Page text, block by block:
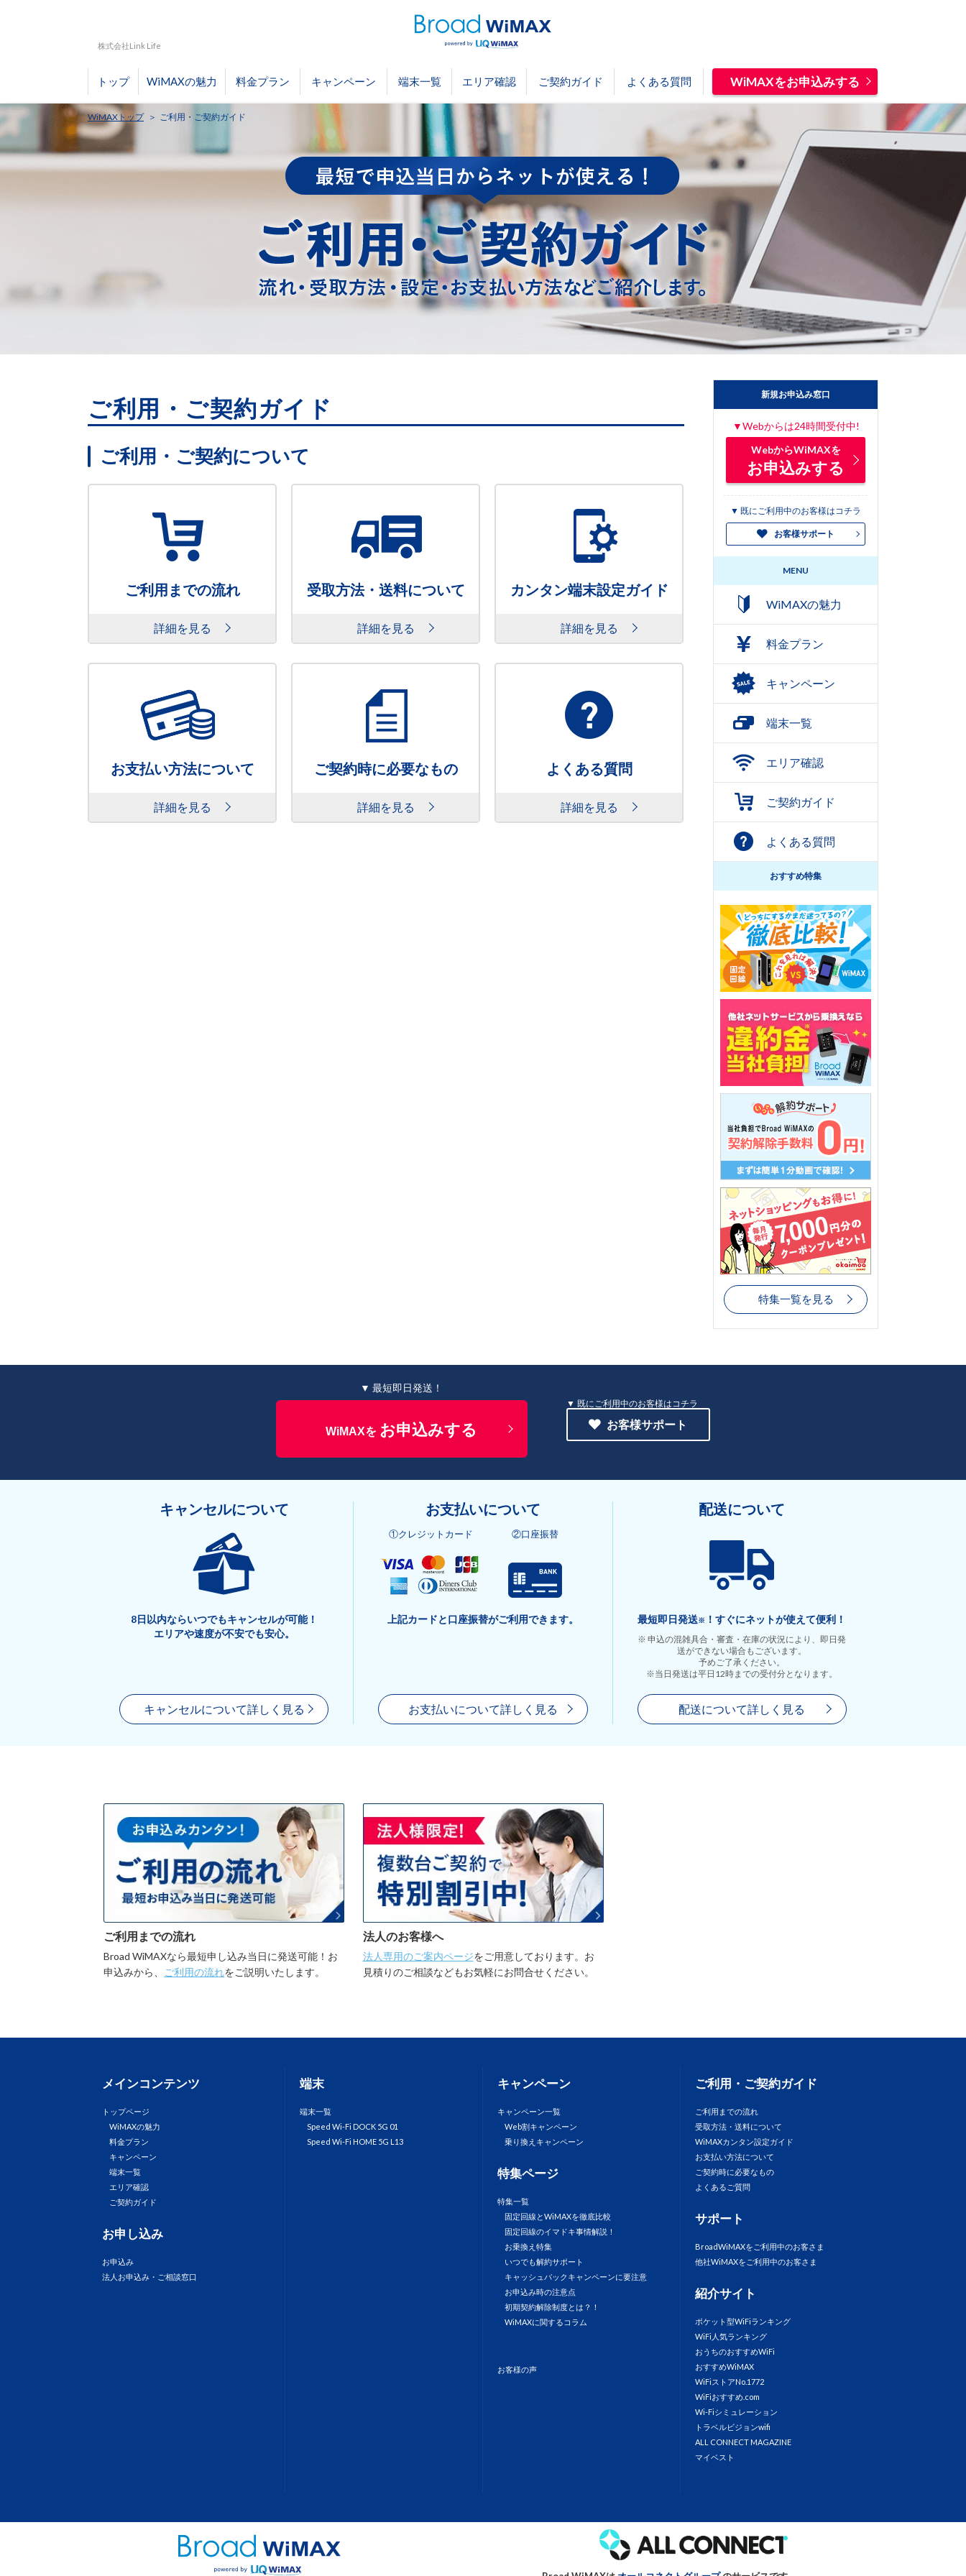
株式会社Link Life
トップ WiMAXの魅力 料金プラン キャンペーン 端末一覧 エリア確認 ご契約ガイド よくある質問 WiMAXをお申込みする
WiMAXトップ ご利用・ご契約ガイド
ご利用・ご契約ガイド
ご利用・ご契約について
ご利用までの流れ
詳細を見る
受取方法・送料について
詳細を見る
カンタン端末設定ガイド
詳細を見る
お支払い方法について
詳細を見る
ご契約時に必要なもの
詳細を見る
よくある質問
詳細を見る
新規お申込み窓口
▼Webからは24時間受付中!
WebからWiMAXを
お申込みする
▼ 既にご利用中のお客様はコチラ
お客様サポート
MENU
WiMAXの魅力
料金プラン
キャンペーン
端末一覧
エリア確認
ご契約ガイド
よくある質問
おすすめ特集
特集一覧を見る
▼ 最短即日発送！
WiMAXを お申込みする
既にご利用中のお客様はコチラ
お客様サポート
キャンセルについて
8日以内ならいつでもキャンセルが可能！
エリアや速度が不安でも安心。
キャンセルについて詳しく見る
お支払いについて
①クレジットカード ②口座振替
上記カードと口座振替がご利用できます。
お支払いについて詳しく見る
配送について
最短即日発送※ ！すぐにネットが使えて便利！
※ 申込の混雑具合・審査・在庫の状況により、即日発
送ができない場合もございます。
予めご了承ください。
※当日発送は平日12時までの受付分となります。
配送について詳しく見る
ご利用までの流れ
Broad WiMAXなら最短申し込み当日に発送可能！お
申込みから、 ご利用の流れをご説明いたします。
法人のお客様へ
法人専用のご案内ページをご用意しております。お
見積りのご相談などもお気軽にお問合せください。
メインコンテンツ
トップページ
WiMAXの魅力
料金プラン
キャンペーン
端末一覧
エリア確認
ご契約ガイド
お申し込み
お申込み
法人お申込み・ご相談窓口
端末
端末一覧
Speed Wi-Fi DOCK 5G 01
Speed Wi-Fi HOME 5G L13
キャンペーン
キャンペーン一覧
Web割キャンペーン
乗り換えキャンペーン
特集ページ
特集一覧
固定回線とWiMAXを徹底比較
固定回線のイマドキ事情解説！
お乗換え特集
いつでも解約サポート
キャッシュバックキャンペーンに要注意
お申込み時の注意点
初期契約解除制度とは？！
WiMAXに関するコラム
お客様の声
ご利用・ご契約ガイド
ご利用までの流れ
受取方法・送料について
WiMAXカンタン設定ガイド
お支払い方法について
ご契約時に必要なもの
よくあるご質問
サポート
BroadWiMAXをご利用中のお客さま
他社WiMAXをご利用中のお客さま
紹介サイト
ポケット型WiFiランキング
WiFi人気ランキング
おうちのおすすめWiFi
おすすめWiMAX
WiFiストアNo.1772
WiFiおすすめ.com
Wi-Fiシミュレーション
トラベルビジョンwifi
ALL CONNECT MAGAZINE
マイベスト